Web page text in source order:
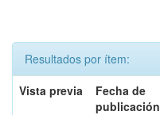
Resultados por ítem:
Vista previa
Fecha de
publicación